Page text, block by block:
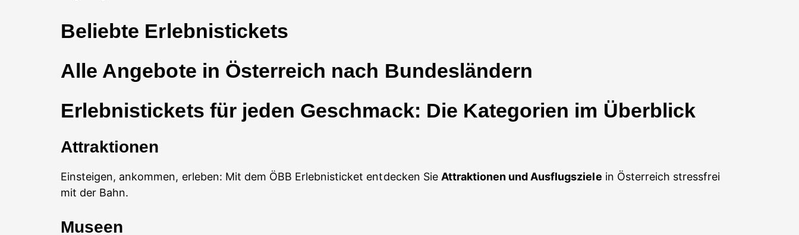
Beliebte Erlebnistickets
Alle Angebote in Österreich nach Bundesländern
Erlebnistickets für jeden Geschmack: Die Kategorien im Überblick
Attraktionen
Einsteigen, ankommen, erleben: Mit dem ÖBB Erlebnisticket entdecken Sie Attraktionen und Ausflugsziele in Österreich stressfrei
mit der Bahn.
Museen